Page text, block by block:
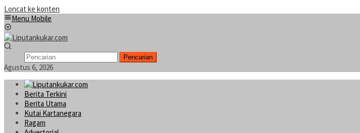
Loncat ke konten
Menu Mobile
Pencarian
Agustus 6, 2026
Berita Terkini
Berita Utama
Kutai Kartanegara
Ragam